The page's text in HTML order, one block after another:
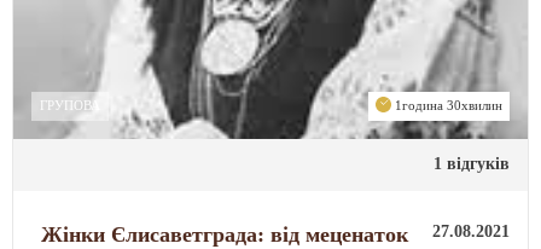
ГРУПОВА 1година 30хвилин
1 відгуків
Жінки Єлисаветграда: від меценаток
27.08.2021